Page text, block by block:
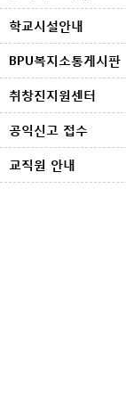
학교시설안내
BPU복지소통게시판
취창진지원센터
공익신고 접수
교직원 안내